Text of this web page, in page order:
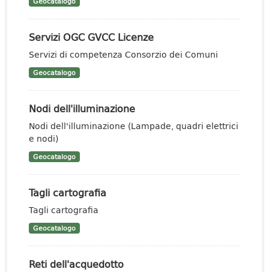
Servizi OGC GVCC Licenze
Servizi di competenza Consorzio dei Comuni
Geocatalogo
Nodi dell'illuminazione
Nodi dell'illuminazione (Lampade, quadri elettrici
e nodi)
Geocatalogo
Tagli cartografia
Tagli cartografia
Geocatalogo
Reti dell'acquedotto